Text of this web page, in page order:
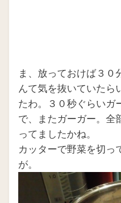
ま、放っておけば３０
んて気を抜いていたら
たわ。３０秒ぐらいガ
で、またガーガー。全
ってましたかね。
カッターで野菜を切っ
が。